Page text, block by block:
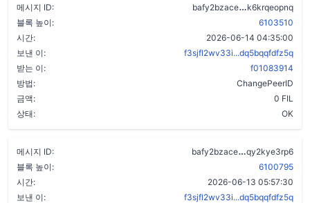
메시지 ID: bafy2bzace
k6krqeopnq
블록 높이:
6103510
시간:
2026-06-14 04:35:00
보낸 이:
f3sjfl2wv33i...dq5bqqfdfz5q
받는 이:
f01083914
방법:
ChangePeerID
금액:
0 FIL
상태:
OK
메시지 ID: bafy2bzace
qy2kye3rp6
블록 높이:
6100795
시간:
2026-06-13 05:57:30
보낸 이:
f3sjfl2wv33i...dq5bqqfdfz5q